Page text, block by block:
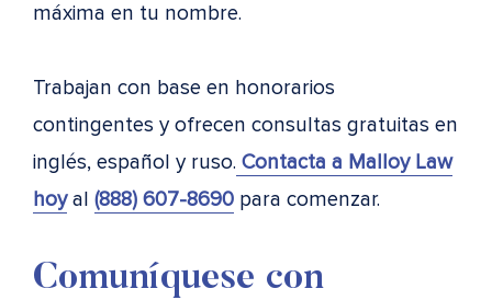
máxima en tu nombre.
Trabajan con base en honorarios
contingentes y ofrecen consultas gratuitas en
inglés, español y ruso. Contacta a Malloy Law
hoyal (888) 607-8690 para comenzar.
Comuníquese con